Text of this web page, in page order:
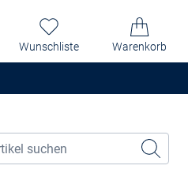
Wunschliste Warenkorb